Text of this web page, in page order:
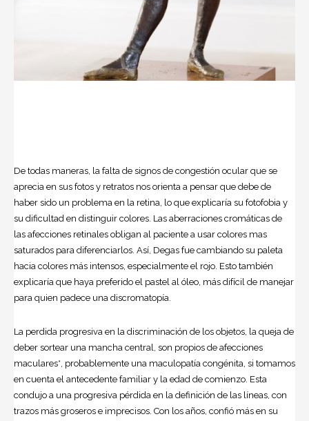
De todas maneras, la falta de signos de congestión ocular que se
aprecia en sus fotos y retratos nos orienta a pensar que debe de
haber sido un problema en la retina, lo que explicaría su fotofobia y
su dificultad en distinguir colores. Las aberraciones cromáticas de
las afecciones retinales obligan al paciente a usar colores mas
saturados para diferenciarlos. Así, Degas fue cambiando su paleta
hacia colores más intensos, especialmente el rojo. Esto también
explicaría que haya preferido el pastel al óleo, más difícil de manejar
para quien padece una discromatopía.
La perdida progresiva en la discriminación de los objetos, la queja de
deber sortear una mancha central, son propios de afecciones
maculares*, probablemente una maculopatía congénita, si tomamos
en cuenta el antecedente familiar y la edad de comienzo. Esta
condujo a una progresiva pérdida en la definición de las líneas, con
trazos más groseros e imprecisos. Con los años, confió más en su